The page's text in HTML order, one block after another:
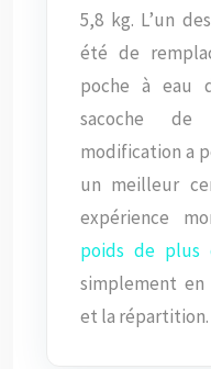
5,8 kg. L’un
été de
poche à eau
sacoche
modification a
un meilleur
expérience
poids de plus
simplement
et la répartition.